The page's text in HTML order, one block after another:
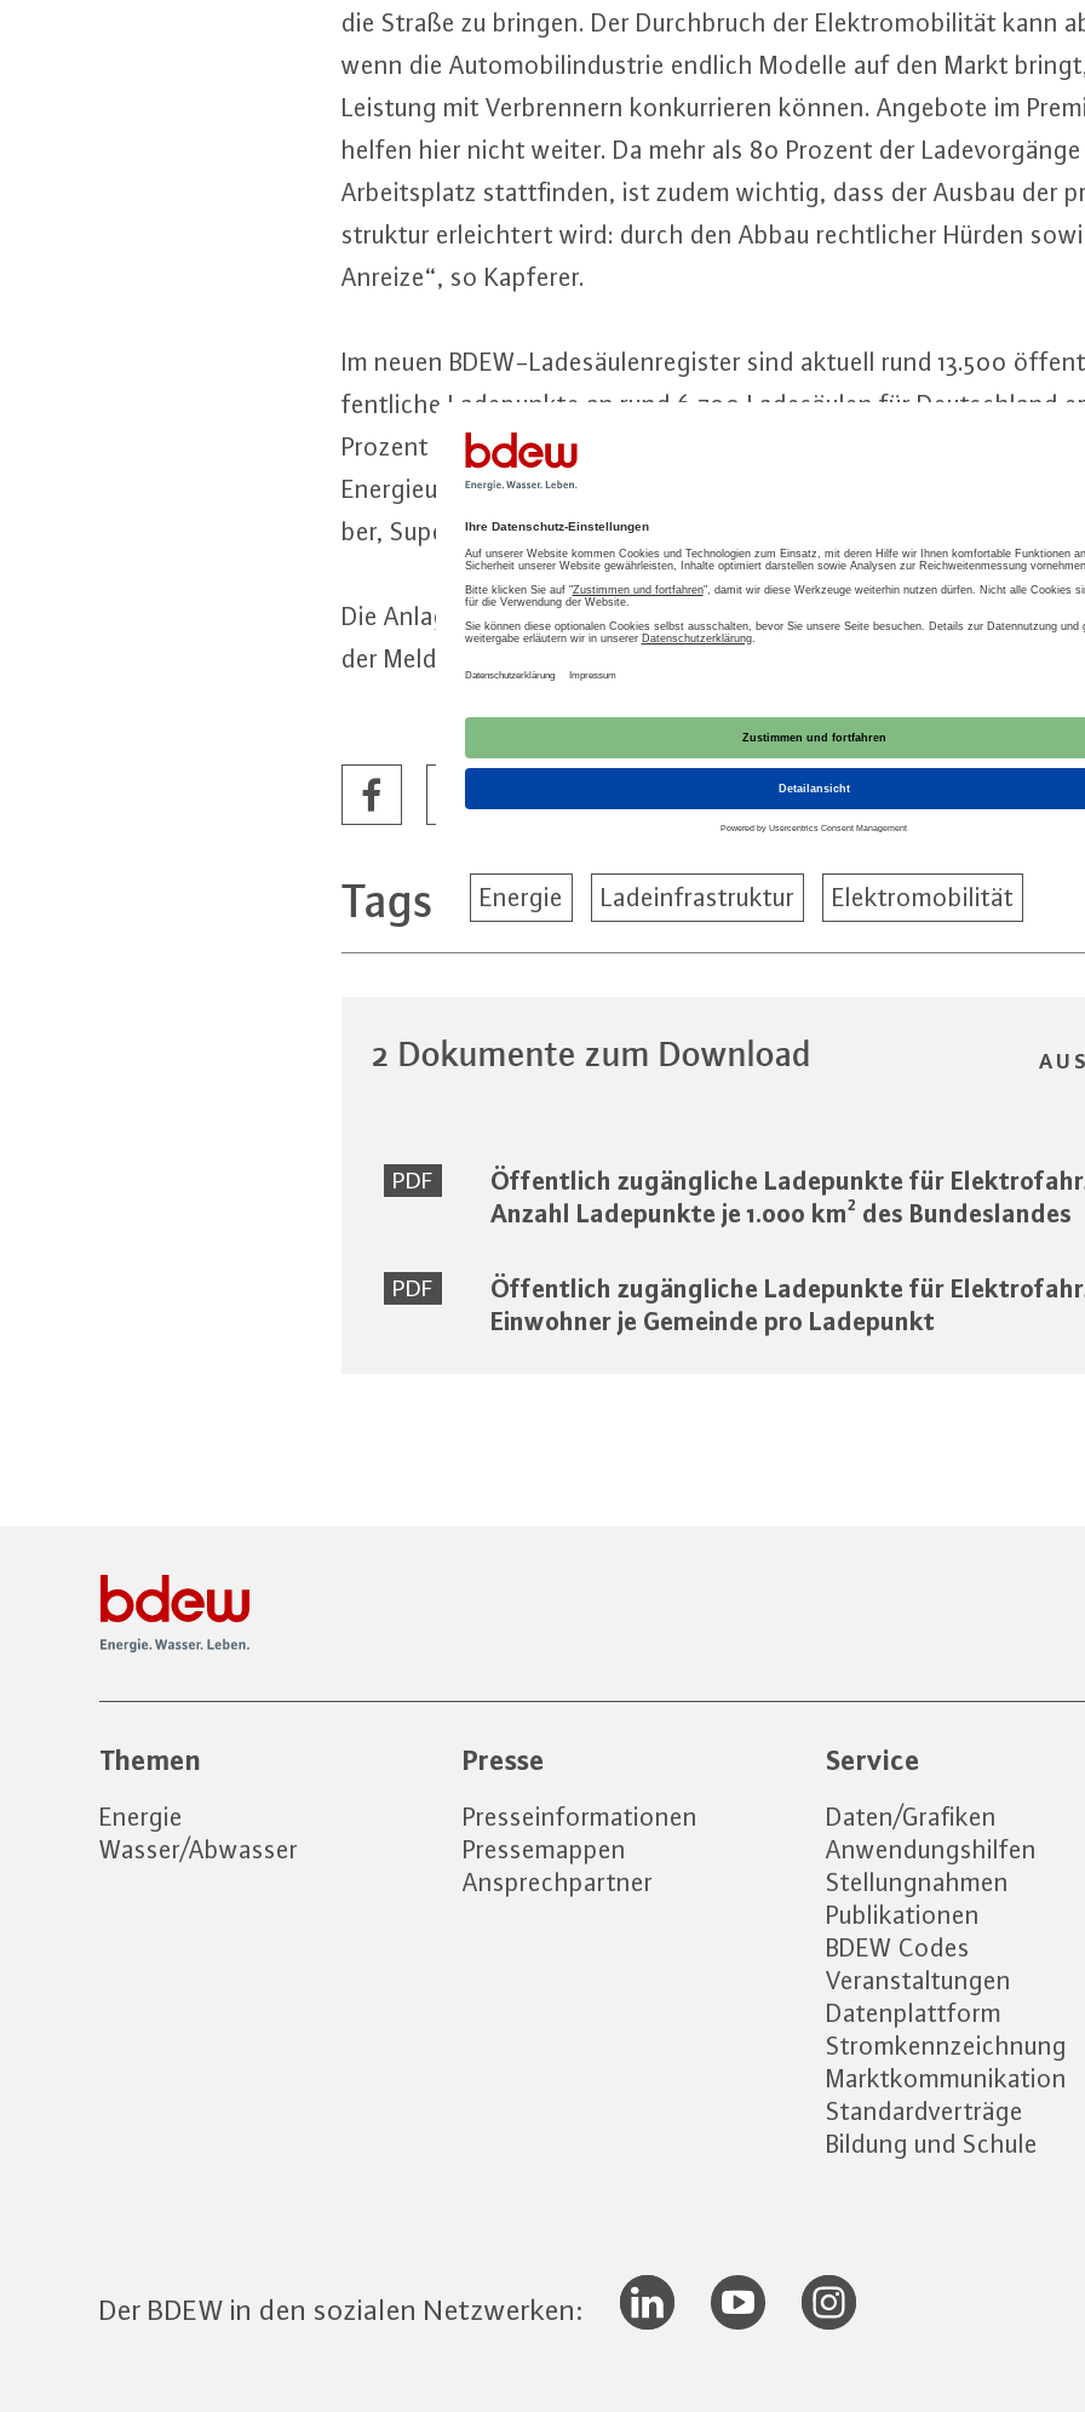
die Straße zu bringen. Der Durch­bruch der Elek­tro­mo­bi­li­tät kann
wenn die Au­to­mo­bil­in­dus­trie endlich Modelle auf den Markt
Leistung mit Ver­bren­nern kon­kur­rie­ren können. Angebote im
helfen hier nicht weiter. Da mehr als 80 Prozent der
Ar­beits­platz statt­fin­den, ist zudem wichtig, dass der Ausbau der
struk­tur er­leich­tert wird: durch den Abbau recht­li­cher Hürden
Anreize“, so Kapferer.
Im neuen BDEW-La­de­säu­len­re­gis­ter sind aktuell rund 13.500
fent­li­che La­de­punk­te an rund 6.700 La­de­säu­len für Deutsch­land
Prozent Schnell­la­der. In die Erfassung ein­ge­flos­sen sind
En­er­gie­un­ter­neh­men und weiterer Markt­ak­teu­re wie Parkhaus-
ber, Su­per­märk­te und Hotels. Ende Juni 2017 waren es rund
Die Anlagen zu dieser Pres­se­infor­ma­ti­on finden Sie auf unserer
der Meldung.
Tags Energie Ladeinfrastruktur Elektromobilität
2 Dokumente zum Download
PDF
Öffentlich zugängliche Ladepunkte für
Anzahl Ladepunkte je 1.000 km² des Bundeslandes
PDF
Öffentlich zugängliche Ladepunkte für
Einwohner je Gemeinde pro Ladepunkt
Themen
Energie
Wasser/Abwasser
Presse
Presseinformationen
Pressemappen
Ansprechpartner
Service
Daten/Grafiken
Anwendungshilfen
Stellungnahmen
Publikationen
BDEW Codes
Veranstaltungen
Datenplattform
Stromkennzeichnung
Marktkommunikation
Standardverträge
Bildung und Schule
Der BDEW in den sozialen Netzwerken: